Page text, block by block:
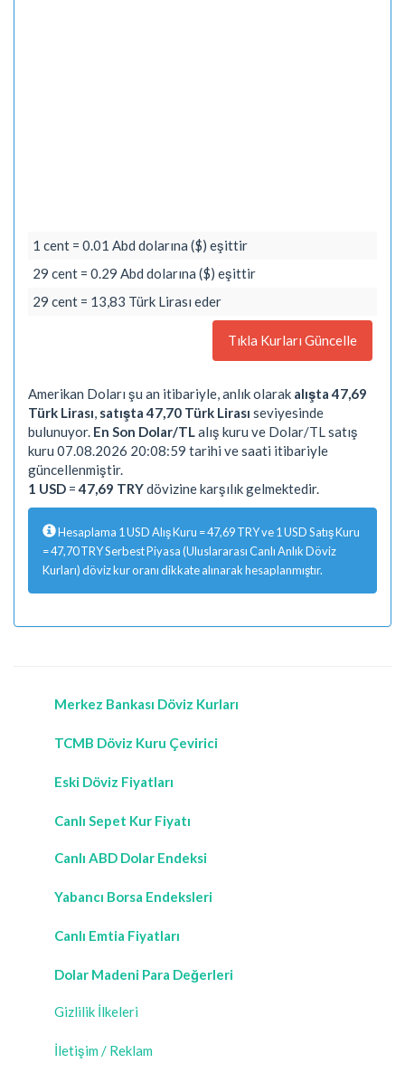
1 cent = 0.01 Abd dolarına ($) eşittir
29 cent = 0.29 Abd dolarına ($) eşittir
29 cent = 13,83 Türk Lirası eder
Tıkla Kurları Güncelle
Amerikan Doları şu an itibariyle, anlık olarak alışta 47,69
Türk Lirası satışta 47,70 Türk Lirası seviyesinde
bulunuyor. En Son Dolar/TL alış kuru ve Dolar/TL satış
kuru 07.08.2026 20:08:59 tarihi ve saati itibariyle
güncellenmiştir.
1 USD =47,69 TRYdövizine karşılık gelmektedir.
Hesaplama 1 USD Alış Kuru = 47,69 TRY ve 1 USD Satış Kuru
= 47,70 TRY Serbest Piyasa (Uluslararası Canlı Anlık Döviz
Kurları) döviz kur oranı dikkate alınarak hesaplanmıştır.
Merkez Bankası Döviz Kurları
TCMB Döviz Kuru Çevirici
Eski Döviz Fiyatları
Canlı Sepet Kur Fiyatı
Canlı ABD Dolar Endeksi
Yabancı Borsa Endeksleri
Canlı Emtia Fiyatları
Dolar Madeni Para Değerleri
Gizlilik İlkeleri
İletişim / Reklam